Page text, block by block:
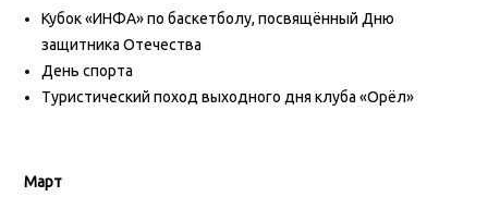
Кубок «ИНФА» по баскетболу, посвящённый Дню
защитника Отечества
День спорта
Туристический поход выходного дня клуба «Орёл»
Март